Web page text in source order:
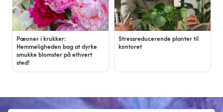
Pæoner i krukker:
Hemmeligheden bag at dyrke
smukke blomster på ethvert
sted!
Stressreducerende planter til
kontoret